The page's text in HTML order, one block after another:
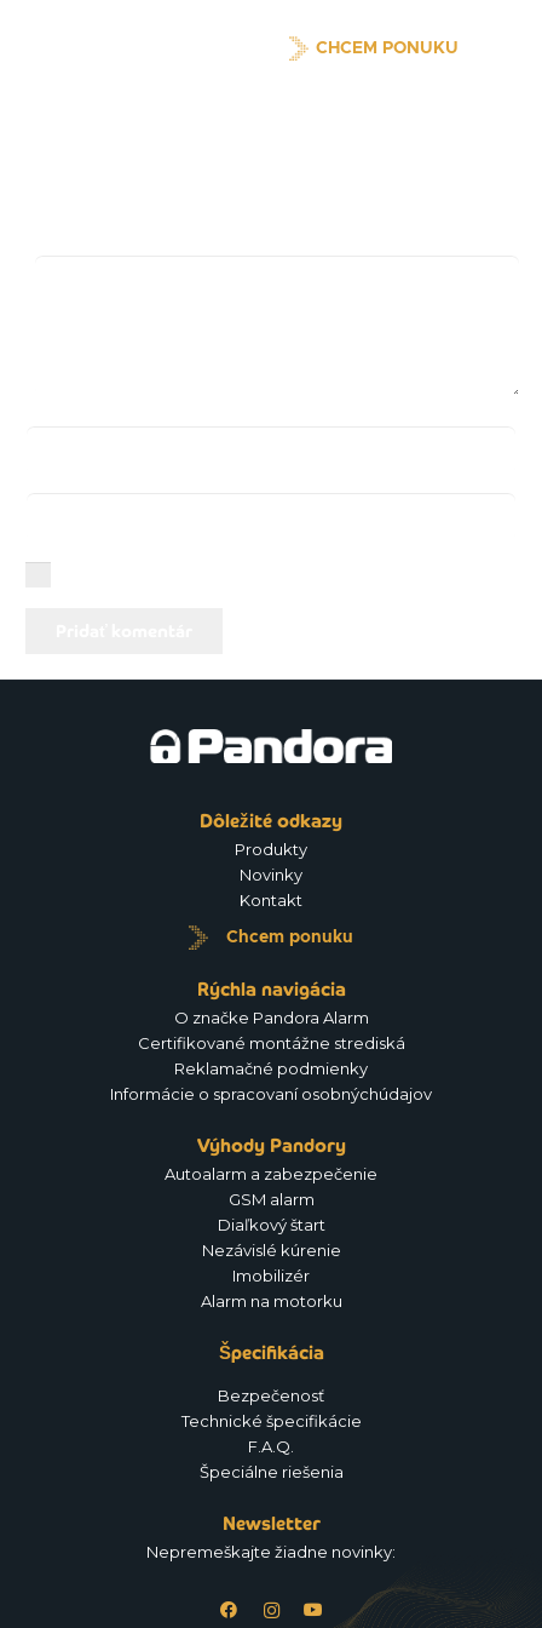
CHCEM PONUKU
Dôležité odkazy
Produkty
Novinky
Kontakt
Chcem ponuku
Rýchla navigácia
O značke Pandora Alarm
Certifikované montážne strediská
Reklamačné podmienky
Informácie o spracovaní osobnýchúdajov
Výhody Pandory
Autoalarm a zabezpečenie
GSM alarm
Diaľkový štart
Nezávislé kúrenie
Imobilizér
Alarm na motorku
Špecifikácia
Bezpečenosť
Technické špecifikácie
F.A.Q.
Špeciálne riešenia
Newsletter
Nepremeškajte žiadne novinky: